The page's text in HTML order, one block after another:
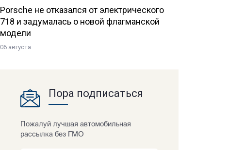
Porsche не отказался от электрического
718 и задумалась о новой флагманской
модели
06 августа
Пора подписаться
Пожалуй лучшая автомобильная
рассылка без ГМО